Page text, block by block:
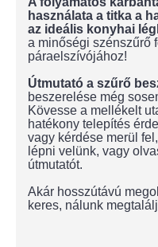
használata a titka a
az ideális konyhai
a minőségi szénszűrő
páraelszívójához!
Útmutató a szűrő
beszerelése még
Kövesse a mellékelt
hatékony telepítés
vagy kérdése merül
lépni velünk, vagy
útmutatót.
Akár hosszútávú
keres, nálunk